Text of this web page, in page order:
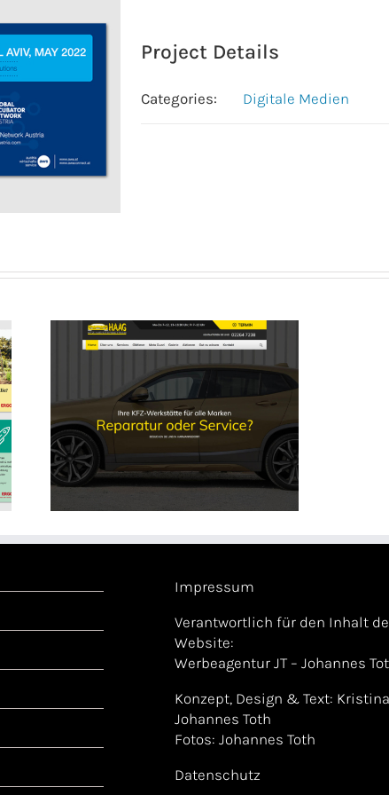
Project Details
Categories: Digitale Medien
Impressum
Verantwortlich für den Inhalt
Website:
Werbeagentur JT – Johannes
Konzept, Design & Text:
Johannes Toth
Fotos: Johannes Toth
Datenschutz